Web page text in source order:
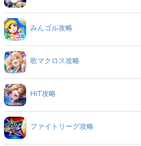
みんゴル攻略
歌マクロス攻略
HIT攻略
ファイトリーグ攻略